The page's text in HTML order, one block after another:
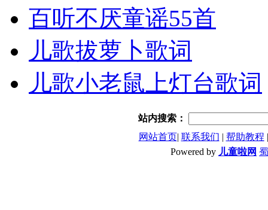
百听不厌童谣55首
儿歌拔萝卜歌词
儿歌小老鼠上灯台歌词
站内搜索：
网站首页| 联系我们 | 帮助教程
Powered by 儿童啦网